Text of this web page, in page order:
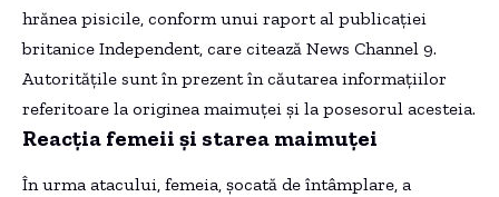
hrănea pisicile, conform unui raport al publicației
britanice Independent, care citează News Channel 9.
Autoritățile sunt în prezent în căutarea informațiilor
referitoare la originea maimuței și la posesorul acesteia.
Reacția femeii și starea maimuței
În urma atacului, femeia, șocată de întâmplare, a